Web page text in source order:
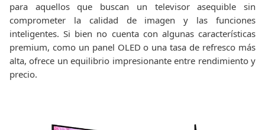
para aquellos que buscan un televisor asequible sin
comprometer la calidad de imagen y las funciones
inteligentes. Si bien no cuenta con algunas características
premium, como un panel OLED o una tasa de refresco más
alta, ofrece un equilibrio impresionante entre rendimiento y
precio.